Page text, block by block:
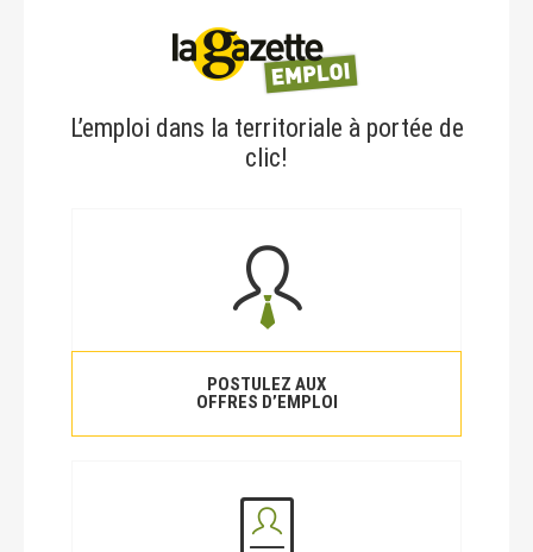
L’emploi dans la territoriale à portée de
clic!
POSTULEZ AUX
OFFRES D’EMPLOI